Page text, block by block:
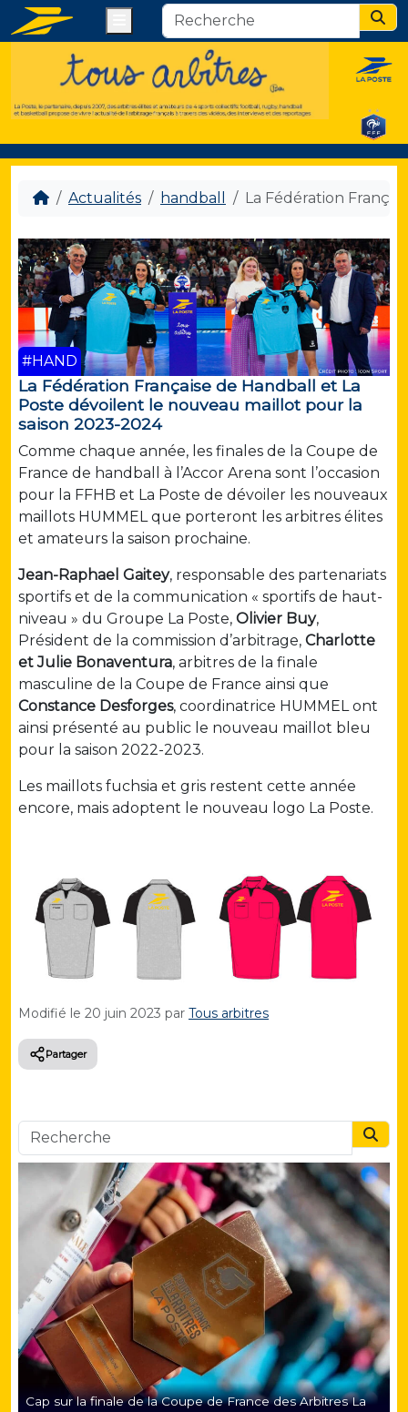
Actualités handball La Fédération
#HAND
La Fédération Française de Handball et La
Poste dévoilent le nouveau maillot pour la
saison 2023-2024
Comme chaque année, les finales de la Coupe de
France de handball à l’Accor Arena sont l’occasion
pour la FFHB et La Poste de dévoiler les nouveaux
maillots HUMMEL que porteront les arbitres élites
et amateurs la saison prochaine.
Jean-Raphael Gaitey, responsable des partenariats
sportifs et de la communication « sportifs de haut-
niveau » du Groupe La Poste, Olivier Buy,
Président de la commission d’arbitrage, Charlotte
et Julie Bonaventura, arbitres de la finale
masculine de la Coupe de France ainsi que
Constance Desforges, coordinatrice HUMMEL ont
ainsi présenté au public le nouveau maillot bleu
pour la saison 2022-2023.
Les maillots fuchsia et gris restent cette année
encore, mais adoptent le nouveau logo La Poste.
Modifié le 20 juin 2023 par Tous arbitres
Partager
Cap sur la finale de la Coupe de France des Arbitres La